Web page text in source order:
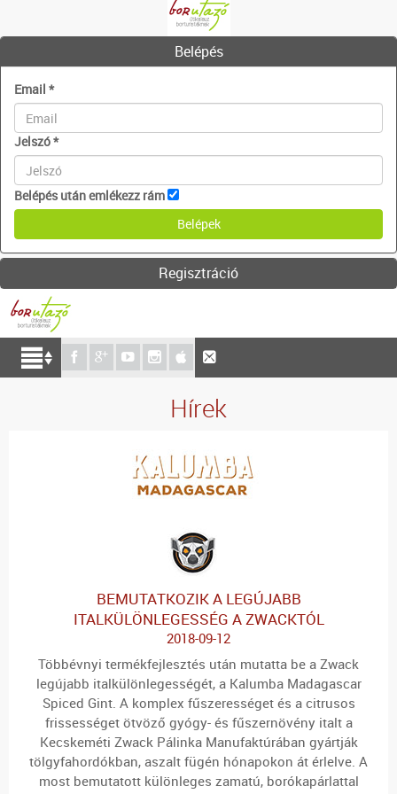
Belépés
Email *
Jelszó*
Belépés után emlékezz rám
Regisztráció
Hírek
BEMUTATKOZIK A LEGÚJABB
ITALKÜLÖNLEGESSÉG A ZWACKTÓL
2018-09-12
Többévnyi termékfejlesztés után mutatta be a Zwack
legújabb italkülönlegességét, a Kalumba Madagascar
Spiced Gint. A komplex fűszerességet és a citrusos
frissességet ötvöző gyógy- és fűszernövény italt a
Kecskeméti Zwack Pálinka Manufaktúrában gyártják
tölgyfahordókban, aszalt fügén hónapokon át érlelve. A
most bemutatott különleges zamatú, borókapárlattal